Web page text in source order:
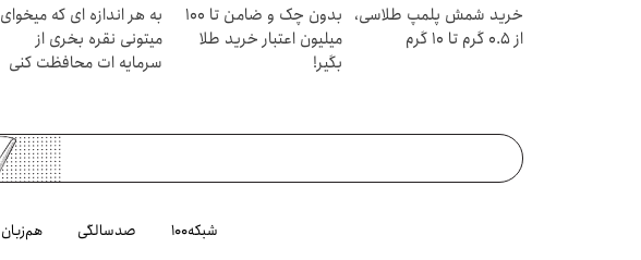
خرید شمش پلمپ طلاسی،
از ۰.۵ گرم تا ۱۰ گرم
بدون چک و ضامن تا 100
میلیون اعتبار خرید طلا
بگیر!
به هر اندازه ای که میخوای
میتونی نقره بخری از
سرمایه ات محافظت کنی
شبکه۱۰۰ صدسالگی هم‌زبان